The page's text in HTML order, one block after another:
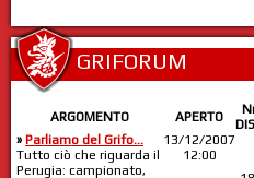
GRIFORUM
ARGOMENTO APERTO
» Parliamo del Grifo...
Tutto ciò che riguarda il
Perugia: campionato,
13/12/2007
12:00